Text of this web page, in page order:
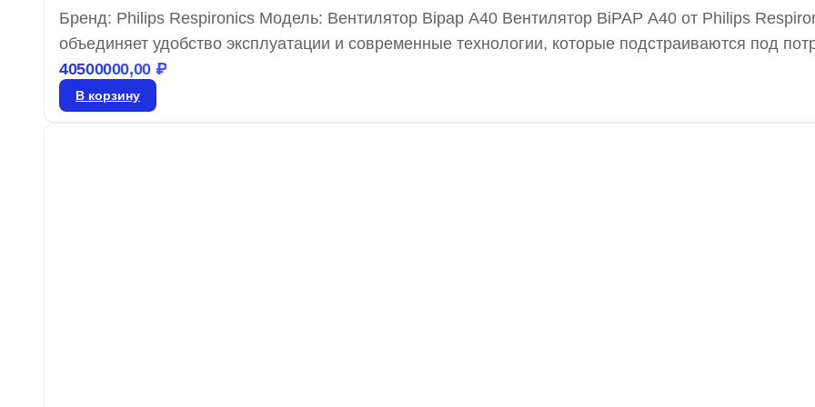
Бренд: Philips Respironics Модель: Вентилятор Bipap A40 Вентилятор BiPAP A40 от Philips
объединяет удобство эксплуатации и современные технологии, которые подстраиваются под
пациента, обеспечивая улучшенную терапию. Автоматический режим вентиляции AVAPS-AE
длительному соблюдению терапевтических рекомендаций. Устройство также предлагает
40500000,00 ₽
В корзину